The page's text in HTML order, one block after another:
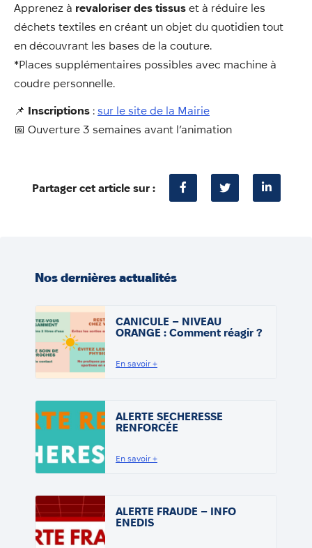
Apprenez à revaloriser des tissus et à réduire les
déchets textiles en créant un objet du quotidien tout
en découvrant les bases de la couture.
*Places supplémentaires possibles avec machine à
coudre personnelle.
📌 Inscriptions : sur le site de la Mairie
📅 Ouverture 3 semaines avant l’animation
Partager cet article sur :
Nos dernières actualités
CANICULE – NIVEAU
ORANGE : Comment réagir ?
En savoir +
ALERTE SECHERESSE
RENFORCÉE
En savoir +
ALERTE FRAUDE – INFO
ENEDIS